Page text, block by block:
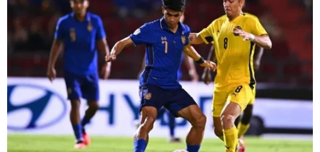
#Triều Tiên #Hàn Quốc #Quân sự
#Đụng độ